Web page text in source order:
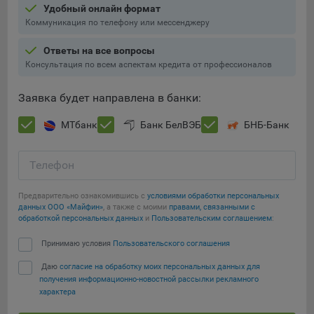
5.4. Создание и предоставление персонализированной
9.1. Технические (обязательные) файлы cookie, например,
для оставления отзыва либо комментария. Данные файлы
работы сайтов и полноценного использования его
браузер, чтобы он блокировал такие файлы сookie или
случае некоторые разделы сайта могут не работать).
9.2. Функциональные файлы cookie, например,
определяющие имя пользователя. Данные файлы cookie
используются для обеспечения работы некоторых
дополнительных функций сайтов, например, для хранения
предпочтений пользователя, в том числе имени
пользователя или выбора языка, и для предотвращения
Сохранить мои изменения
Удобный онлайн формат
Коммуникация по телефону или мессенджеру
Ответы на все вопросы
Консультация по всем аспектам кредита от профессионалов
Заявка будет направлена в банки:
МТбанк Банк БелВЭБ БНБ-Банк
Телефон
Предварительно ознакомившись с условиями обработки персональных
данных ООО «Майфин», а также с моими правами, связанными с
обработкой персональных данных и Пользовательским соглашением:
Принимаю условия Пользовательского соглашения
Даю согласие на обработку моих персональных данных для
получения информационно-новостной рассылки рекламного
характера